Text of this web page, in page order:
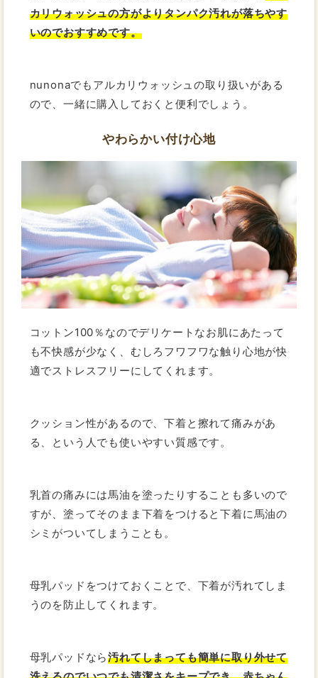
カリウォッシュの方がよりタンパク汚れが落ちやす
いのでおすすめです。
nunonaでもアルカリウォッシュの取り扱いがある
ので、一緒に購入しておくと便利でしょう。
やわらかい付け心地
コットン100％なのでデリケートなお肌にあたって
も不快感が少なく、むしろフワフワな触り心地が快
適でストレスフリーにしてくれます。
クッション性があるので、下着と擦れて痛みがあ
る、という人でも使いやすい質感です。
乳首の痛みには馬油を塗ったりすることも多いので
すが、塗ってそのまま下着をつけると下着に馬油の
シミがついてしまうことも。
母乳パッドをつけておくことで、下着が汚れてしま
うのを防止してくれます。
母乳パッドなら汚れてしまっても簡単に取り外せて